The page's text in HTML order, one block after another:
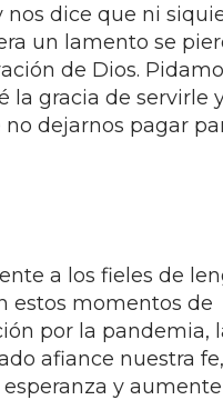
nos dice que ni
un lamento se
de Dios.
la gracia de servirle
dejarnos pagar
a los fieles de
estos momentos de
por la pandemia,
afiance nuestra fe,
y